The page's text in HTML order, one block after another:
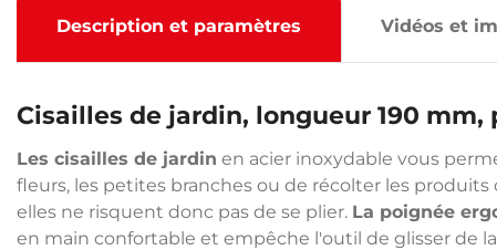
Description et paramètres Vidéos et
Cisailles de jardin, longueur 190
Les cisailles de jardin en acier inoxydable vous
fleurs, les petites branches ou de récolter les produits
elles ne risquent donc pas de se plier. La poignée
en main confortable et empêche l'outil de glisser de